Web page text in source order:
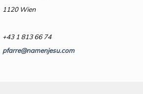
1120 Wien
+43 1 813 66 74
pfarre@namenjesu.com